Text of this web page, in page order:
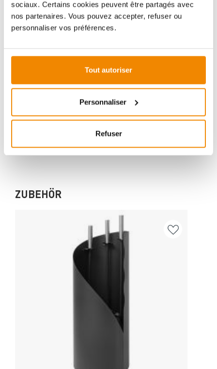
sociaux. Certains cookies peuvent être partagés avec
nos partenaires. Vous pouvez accepter, refuser ou
personnaliser vos préférences.
Tout autoriser
Personnaliser
Refuser
et de cheminées:
thème des poêles-cheminées. Aucune question ne
reste sans réponse, aucun problème n'est irrésolu.
pas à nous contacter:
[email protected]
Téléphone :
+33 1 59 58 12 04
ZUBEHÖR